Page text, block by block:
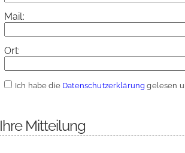
Mail:
Ort:
Ich habe die Datenschutzerklärung gelesen
Ihre Mitteilung